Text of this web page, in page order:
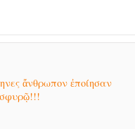
ἄνθρωπον ἐποίησαν
σφυρῷ!!!